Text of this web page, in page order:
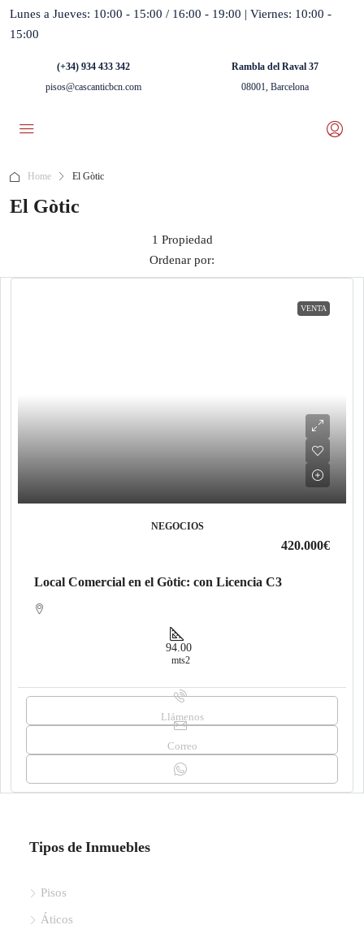
Lunes a Jueves: 10:00 - 15:00 / 16:00 - 19:00 | Viernes: 10:00 -
15:00
(+34) 934 433 342
pisos@cascanticbcn.com
Rambla del Raval 37
08001, Barcelona
Home El Gòtic
El Gòtic
1 Propiedad
Ordenar por:
VENTA
NEGOCIOS
420.000€
Local Comercial en el Gòtic: con Licencia C3
94.00
mts2
Llámenos
Correo
Tipos de Inmuebles
Pisos
Áticos